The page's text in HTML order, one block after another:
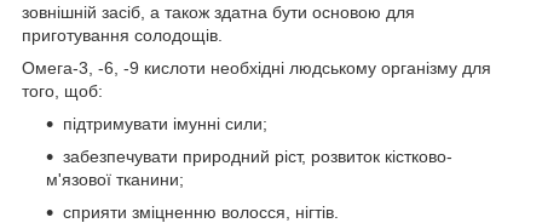
зовнішній засіб, а також здатна бути основою для
приготування солодощів.
Омега-3, -6, -9 кислоти необхідні людському організму для
того, щоб:
підтримувати імунні сили;
забезпечувати природний ріст, розвиток кістково-
м'язової тканини;
сприяти зміцненню волосся, нігтів.